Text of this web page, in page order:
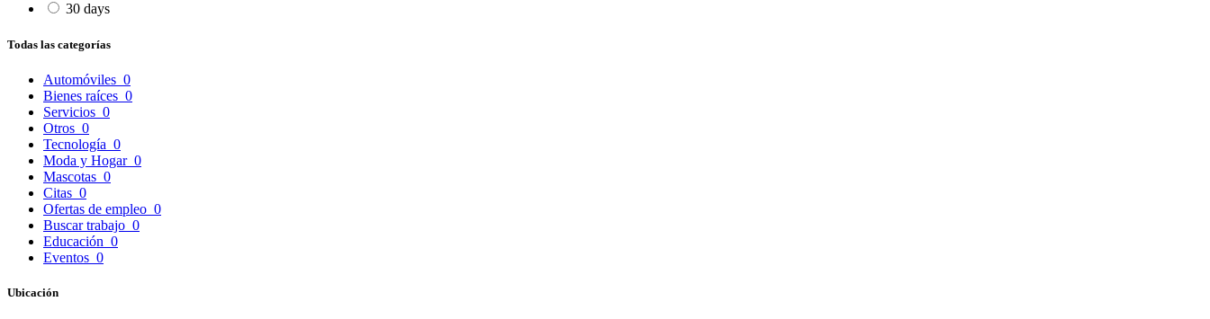
30 days
Todas las categorías
Automóviles 0
Bienes raíces 0
Servicios 0
Otros 0
Tecnología 0
Moda y Hogar 0
Mascotas 0
Citas 0
Ofertas de empleo 0
Buscar trabajo 0
Educación 0
Eventos 0
Ubicación